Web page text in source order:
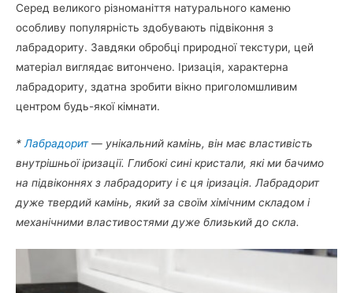
Серед великого різноманіття натурального каменю
особливу популярність здобувають підвіконня з
лабрадориту. Завдяки обробці природної текстури, цей
матеріал виглядає витончено. Іризація, характерна
лабрадориту, здатна зробити вікно приголомшливим
центром будь-якої кімнати.
* Лабрадорит— унікальний камінь, він має властивість
внутрішньої іризації. Глибокі сині кристали, які ми бачимо
на підвіконнях з лабрадориту і є ця іризація. Лабрадорит
дуже твердий камінь, який за своїм хімічним складом і
механічними властивостями дуже близький до скла.